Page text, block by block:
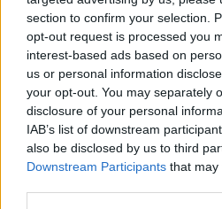
section to confirm your selection.
opt-out request is processed you
interest-based ads based on
us or personal information
your opt-out. You may separately
disclosure of your personal
IAB’s list of downstream
also be disclosed by us to third
Downstream Participants that may
mit Ihrer Freundesliste, mehr
für den Entwickler, also helfen
Suche nach
Geben Sie
des
Suche
nach